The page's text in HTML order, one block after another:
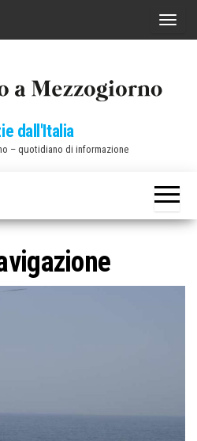
C
a
v
a
dall'Italia
– quotidiano di informazione